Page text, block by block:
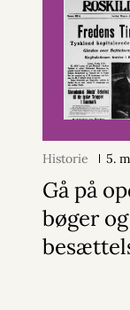
Historie 5.
Gå på
bøger